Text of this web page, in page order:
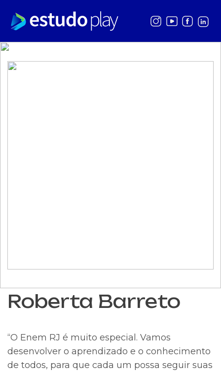
Roberta Barreto
“O Enem RJ é muito especial. Vamos
desenvolver o aprendizado e o conhecimento
de todos, para que cada um possa seguir suas